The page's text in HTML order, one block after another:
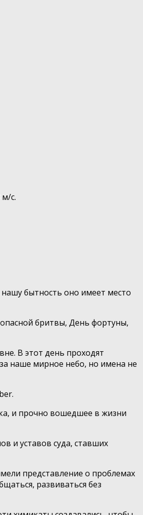
с.
бытность оно имеет место
бритвы, День фортуны,
В этот день проходят
наше мирное небо, но имена не
и прочно вошедшее в жизни
и уставов суда, ставших
представление о проблемах
развиваться без